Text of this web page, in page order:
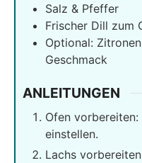
Salz & Pfeffer
Frischer Dill zum
Optional:
Geschmack
ANLEITUNGEN
Ofen
einstellen.
Lachs